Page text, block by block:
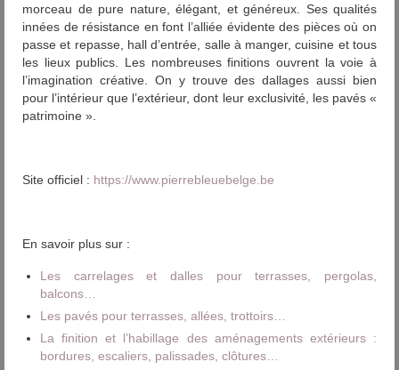
Contact
FAQ
News
morceau de pure nature, élégant, et généreux. Ses qualités
innées de résistance en font l’alliée évidente des pièces où on
passe et repasse, hall d’entrée, salle à manger, cuisine et tous
les lieux publics. Les nombreuses finitions ouvrent la voie à
l’imagination créative. On y trouve des dallages aussi bien
pour l’intérieur que l’extérieur, dont leur exclusivité, les pavés «
patrimoine ».
Site officiel : https://www.pierrebleuebelge.be
En savoir plus sur :
Les carrelages et dalles pour terrasses, pergolas,
balcons…
Les pavés pour terrasses, allées, trottoirs…
La finition et l’habillage des aménagements extérieurs :
bordures, escaliers, palissades, clôtures…